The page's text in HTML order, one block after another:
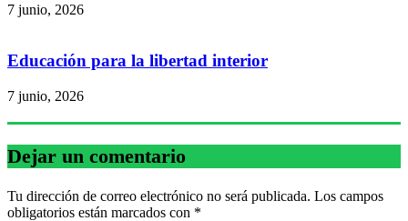
7 junio, 2026
Educación para la libertad interior
7 junio, 2026
Dejar un comentario
Tu dirección de correo electrónico no será publicada. Los campos
obligatorios están marcados con *